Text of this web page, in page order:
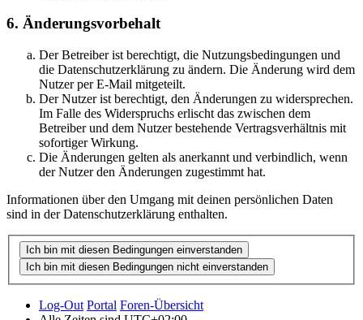
6. Änderungsvorbehalt
Der Betreiber ist berechtigt, die Nutzungsbedingungen und
die Datenschutzerklärung zu ändern. Die Änderung wird dem
Nutzer per E-Mail mitgeteilt.
Der Nutzer ist berechtigt, den Änderungen zu widersprechen.
Im Falle des Widerspruchs erlischt das zwischen dem
Betreiber und dem Nutzer bestehende Vertragsverhältnis mit
sofortiger Wirkung.
Die Änderungen gelten als anerkannt und verbindlich, wenn
der Nutzer den Änderungen zugestimmt hat.
Informationen über den Umgang mit deinen persönlichen Daten
sind in der Datenschutzerklärung enthalten.
Log-Out Portal Foren-Übersicht